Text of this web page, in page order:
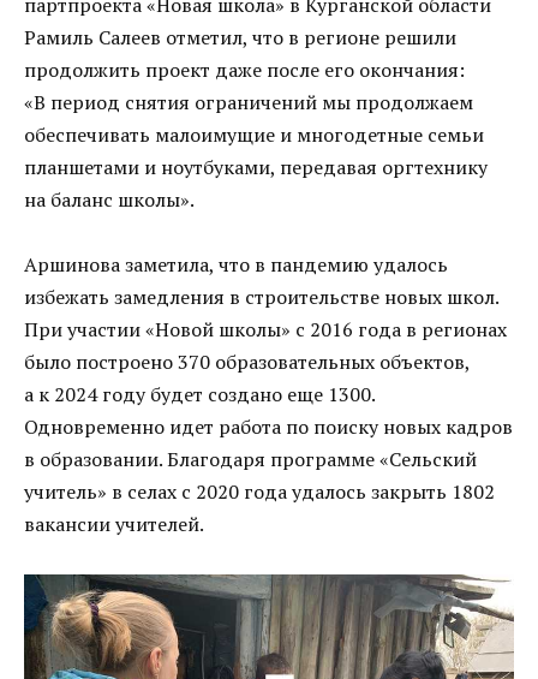
Рамиль Салеев отметил, что в регионе решили
продолжить проект даже после его окончания:
«В период снятия ограничений мы продолжаем
обеспечивать малоимущие и многодетные семьи
планшетами и ноутбуками, передавая оргтехнику
на баланс школы».
Аршинова заметила, что в пандемию удалось
избежать замедления в строительстве новых школ.
При участии «Новой школы» с 2016 года в регионах
было построено 370 образовательных объектов,
а к 2024 году будет создано еще 1300.
Одновременно идет работа по поиску новых кадров
в образовании. Благодаря программе «Сельский
учитель» в селах с 2020 года удалось закрыть 1802
вакансии учителей.